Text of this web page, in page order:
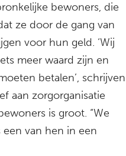
bewoners, die
ze door de gang van
voor hun geld. ‘Wij
meer waard zijn en
betalen’, schrijven
aan zorgorganisatie
is groot. “We
een van hen in een